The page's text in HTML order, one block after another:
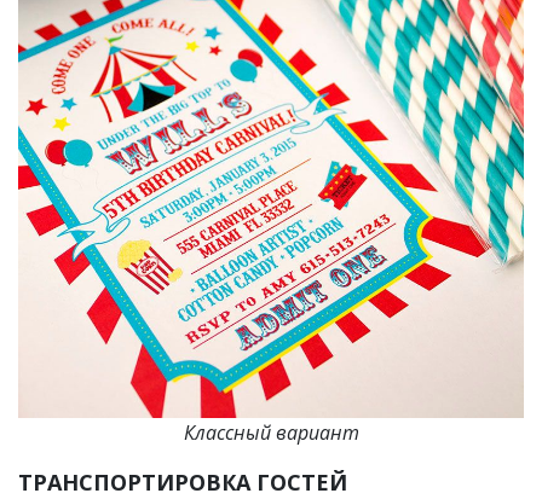
Классный вариант
ТРАНСПОРТИРОВКА ГОСТЕЙ